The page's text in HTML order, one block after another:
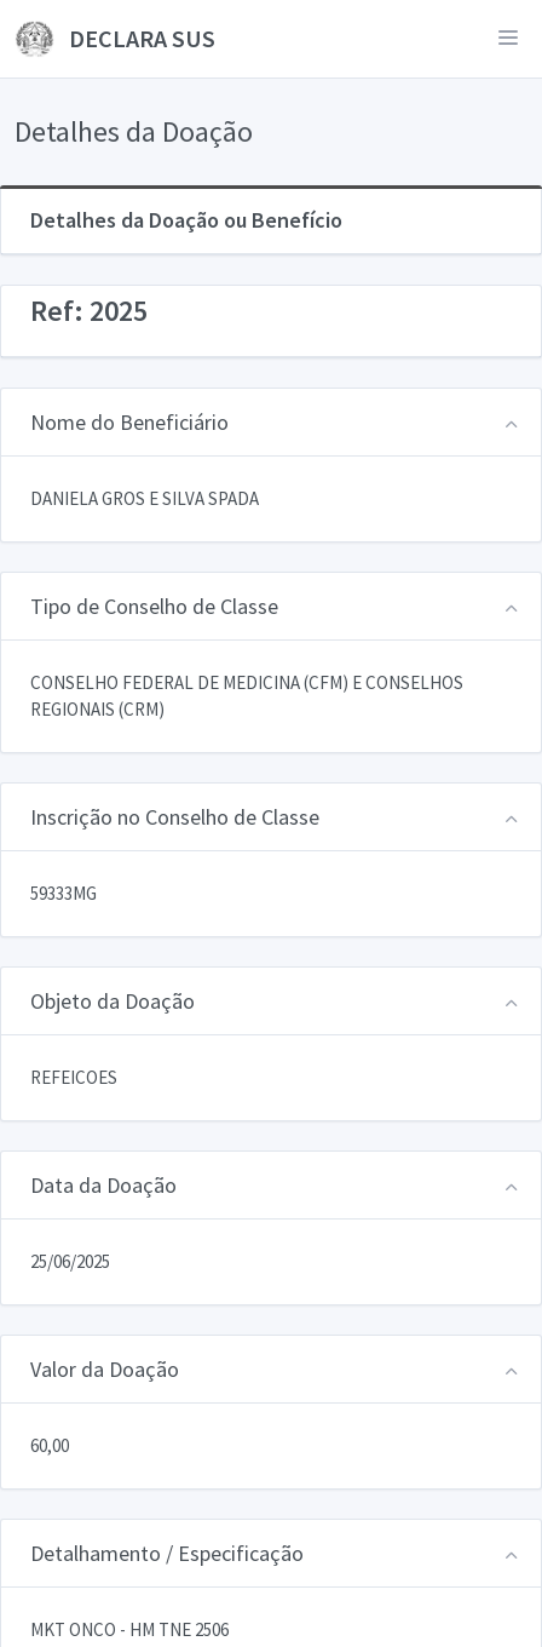
DECLARA SUS
Detalhes da Doação
Detalhes da Doação ou Benefício
Ref: 2025
Nome do Beneficiário
DANIELA GROS E SILVA SPADA
Tipo de Conselho de Classe
CONSELHO FEDERAL DE MEDICINA (CFM) E CONSELHOS
REGIONAIS (CRM)
Inscrição no Conselho de Classe
59333MG
Objeto da Doação
REFEICOES
Data da Doação
25/06/2025
Valor da Doação
60,00
Detalhamento / Especificação
MKT ONCO - HM TNE 2506